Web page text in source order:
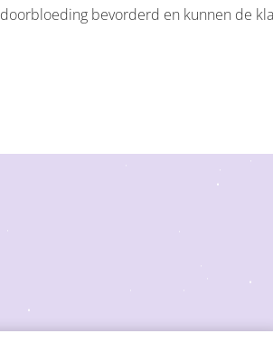
doorbloeding bevorderd en kunnen de